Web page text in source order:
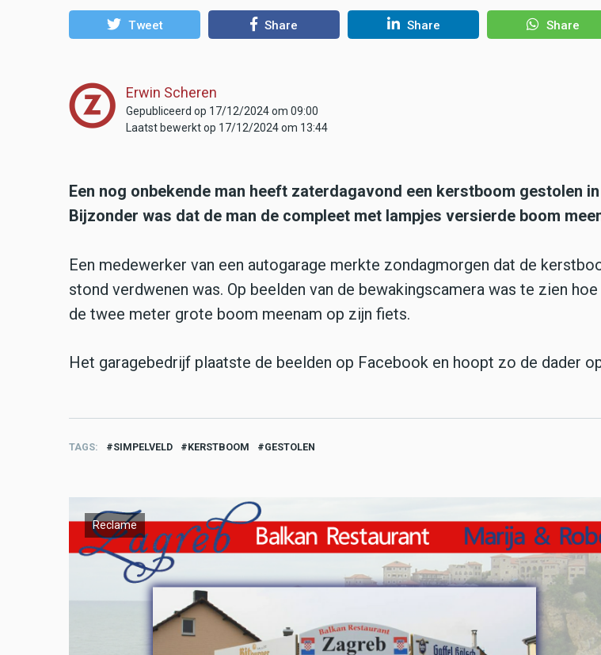
Tweet Share Share Share
Erwin Scheren
Gepubliceerd op 17/12/2024 om 09:00
Laatst bewerkt op 17/12/2024 om 13:44
Een nog onbekende man heeft zaterdagavond een kerstboom gestolen
Bijzonder was dat de man de compleet met lampjes versierde boom
Een medewerker van een autogarage merkte zondagmorgen dat de
stond verdwenen was. Op beelden van de bewakingscamera was te zien
de twee meter grote boom meenam op zijn fiets.
Het garagebedrijf plaatste de beelden op Facebook en hoopt zo de dader
TAGS SIMPELVELD KERSTBOOM GESTOLEN
Reclame